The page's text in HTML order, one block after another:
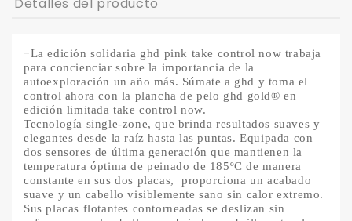
-La edición solidaria ghd pink take control now trabaja
para concienciar sobre la importancia de la
autoexploración un año más. Súmate a ghd y toma el
control ahora con la plancha de pelo ghd gold® en
edición limitada take control now.
Tecnología single-zone, que brinda resultados suaves y
elegantes desde la raíz hasta las puntas. Equipada con
dos sensores de última generación que mantienen la
temperatura óptima de peinado de 185ºC de manera
constante en sus dos placas, proporciona un acabado
suave y un cabello visiblemente sano sin calor extremo.
Sus placas flotantes contorneadas se deslizan sin